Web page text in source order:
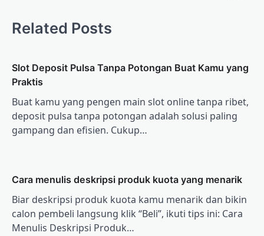
Related Posts
Slot Deposit Pulsa Tanpa Potongan Buat Kamu yang
Praktis
Buat kamu yang pengen main slot online tanpa ribet,
deposit pulsa tanpa potongan adalah solusi paling
gampang dan efisien. Cukup…
Cara menulis deskripsi produk kuota yang menarik
Biar deskripsi produk kuota kamu menarik dan bikin
calon pembeli langsung klik “Beli”, ikuti tips ini: Cara
Menulis Deskripsi Produk…